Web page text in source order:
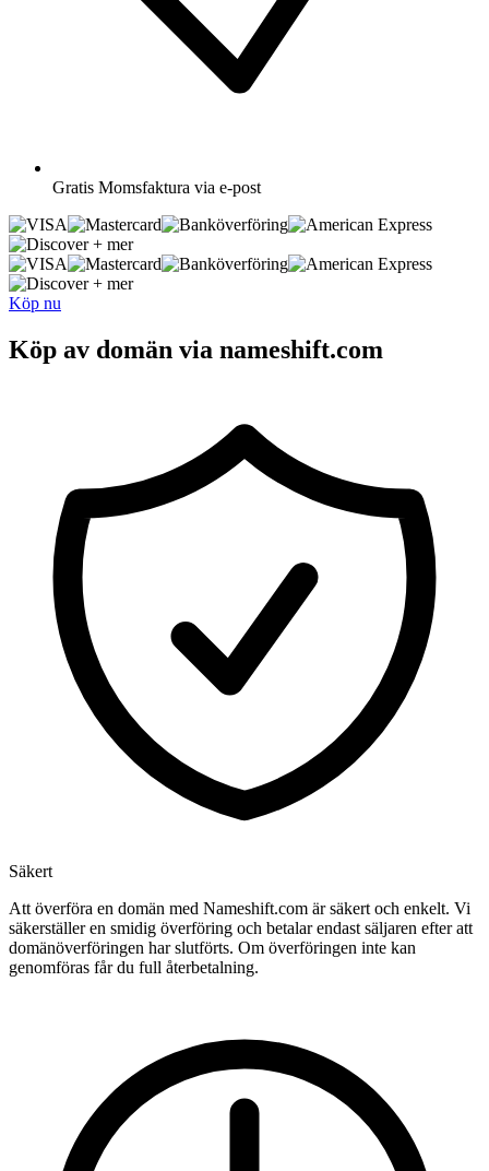
Gratis Momsfaktura via e-post
+ mer
+ mer
Köp nu
Köp av domän via nameshift.com
Säkert
Att överföra en domän med Nameshift.com är säkert och enkelt. Vi
säkerställer en smidig överföring och betalar endast säljaren efter att
domänöverföringen har slutförts. Om överföringen inte kan
genomföras får du full återbetalning.